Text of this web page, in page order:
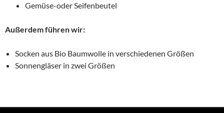
Gemüse-oder Seifenbeutel
Außerdem führen wir:
Socken aus Bio Baumwolle in verschiedenen Größen
Sonnengläser in zwei Größen